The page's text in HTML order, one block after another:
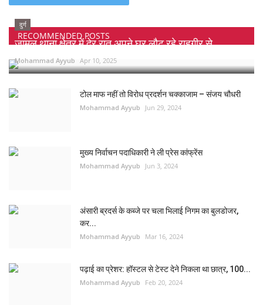
RECOMMENDED POSTS
दुर्ग
जामुल थाना क्षेत्र में देर रात अपने घर लौट रहे राहगीर से...
Mohammad Ayyub Apr 10, 2025
टोल माफ नहीं तो विरोध प्रदर्शन चक्काजाम – संजय चौधरी
Mohammad Ayyub Jun 29, 2024
मुख्य निर्वाचन पदाधिकारी ने ली प्रेस कांफ्रेंस
Mohammad Ayyub Jun 3, 2024
अंसारी ब्रदर्स के कब्जे पर चला भिलाई निगम का बुलडोजर,
कर...
Mohammad Ayyub Mar 16, 2024
पढ़ाई का प्रेशर: हॉस्टल से टेस्ट देने निकला था छात्र, 100...
Mohammad Ayyub Feb 20, 2024